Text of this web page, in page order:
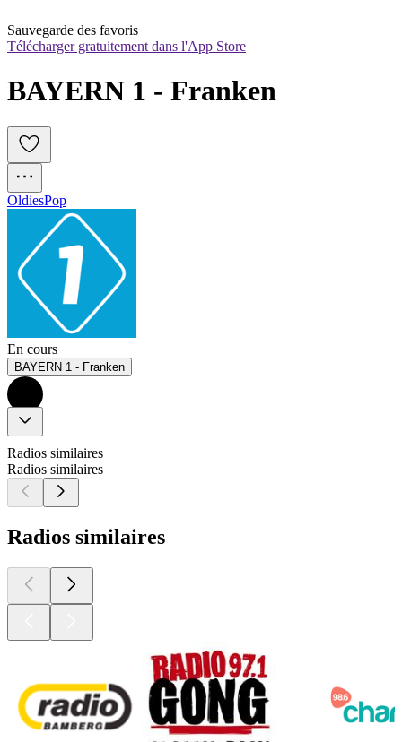
Sauvegarde des favoris
Télécharger gratuitement dans l'App Store
BAYERN 1 - Franken
OldiesPop
En cours
BAYERN 1 - Franken
Radios similaires
Radios similaires
Radios similaires